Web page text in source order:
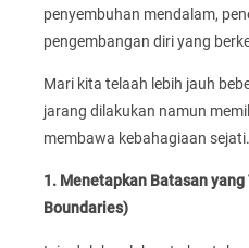
penyembuhan mendalam,
pengembangan diri yang
Mari kita telaah lebih jauh
jarang dilakukan namun
membawa kebahagiaan sejati.
1. Menetapkan Batasan
Boundaries)